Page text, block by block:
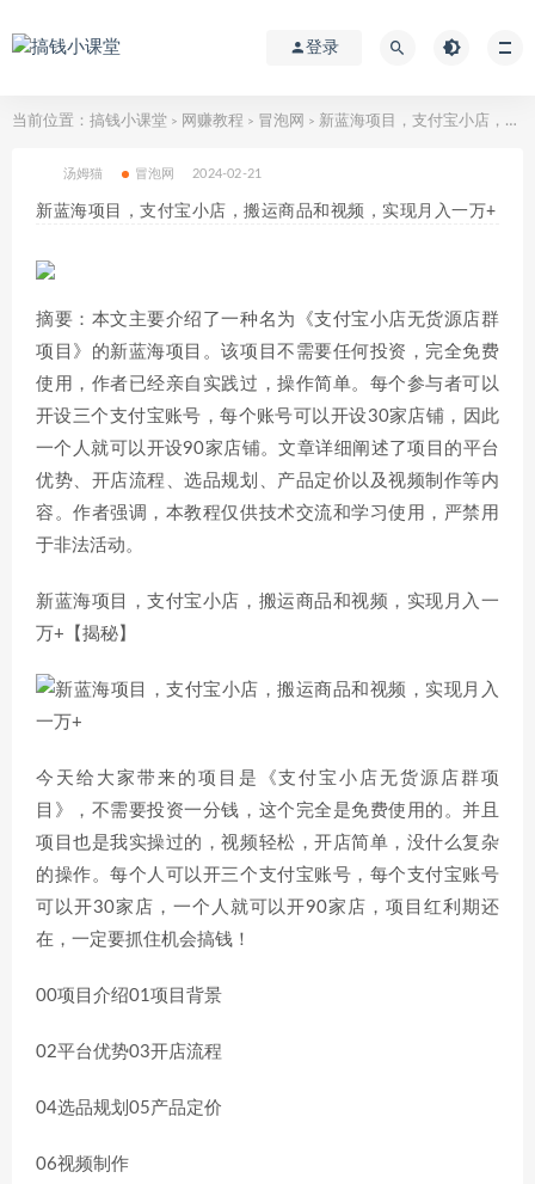
登录
当前位置： 搞钱小课堂 > 网赚教程 > 冒泡网 > 新蓝海项目，支付宝小店，搬运商品和视频，实现月入一万+
汤姆猫 冒泡网 2024-02-21
新蓝海项目，支付宝小店，搬运商品和视频，实现月入一万+
摘要：本文主要介绍了一种名为《支付宝小店无货源店群
项目》的新蓝海项目。该项目不需要任何投资，完全免费
使用，作者已经亲自实践过，操作简单。每个参与者可以
开设三个支付宝账号，每个账号可以开设30家店铺，因此
一个人就可以开设90家店铺。文章详细阐述了项目的平台
优势、开店流程、选品规划、产品定价以及视频制作等内
容。作者强调，本教程仅供技术交流和学习使用，严禁用
于非法活动。
新蓝海项目，支付宝小店，搬运商品和视频，实现月入一
万+【揭秘】
今天给大家带来的项目是《支付宝小店无货源店群项
目》，不需要投资一分钱，这个完全是免费使用的。并且
项目也是我实操过的，视频轻松，开店简单，没什么复杂
的操作。每个人可以开三个支付宝账号，每个支付宝账号
可以开30家店，一个人就可以开90家店，项目红利期还
在，一定要抓住机会搞钱！
00项目介绍01项目背景
02平台优势03开店流程
04选品规划05产品定价
06视频制作